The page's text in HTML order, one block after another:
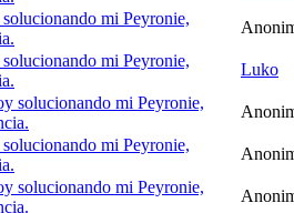
mi Peyronie,
mi Peyronie,
Luko
solucionando mi Peyronie,
mi Peyronie,
solucionando mi Peyronie,